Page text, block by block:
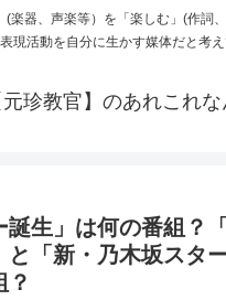
(楽器、声楽等）を「楽しむ」(作詞
現活動を自分に生かす媒体だと考え
珍教官】のあれこれ
誕生」は何の番組？
と「新・乃木坂スタ
？